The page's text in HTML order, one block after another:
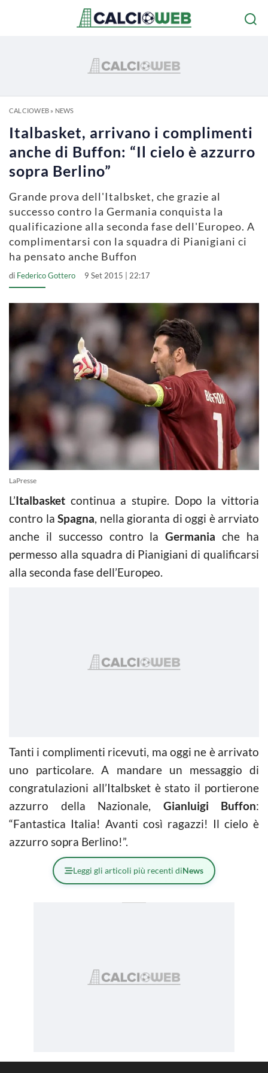
CALCIOWEB» NEWS
Italbasket, arrivano i complimenti
anche di Buffon: “Il cielo è azzurro
sopra Berlino”
Grande prova dell'Italbsket, che grazie al
successo contro la Germania conquista la
qualificazione alla seconda fase dell'Europeo. A
complimentarsi con la squadra di Pianigiani ci
ha pensato anche Buffon
di Federico Gottero 9 Set 2015 | 22:17
LaPresse
L’Italbasket continua a stupire. Dopo la vittoria
contro la Spagna, nella gioranta di oggi è arrviato
anche il successo contro laGermania che ha
permesso alla squadra di Pianigiani di qualificarsi
alla seconda fase dell’Europeo.
Tanti i complimenti ricevuti, ma oggi ne è arrivato
uno particolare. A mandare un messaggio di
congratulazioni all’Italbsket è stato il portierone
azzurro della Nazionale, Gianluigi Buffon:
“Fantastica Italia! Avanti così ragazzi! Il cielo è
azzurro sopra Berlino!”.
Leggi gli articoli più recenti diNews